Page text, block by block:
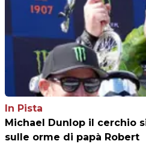
In Pista
Michael Dunlop il cerchio
sulle orme di papà Robert